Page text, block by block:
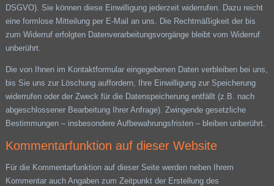
DSGVO). Sie können diese Einwilligung jederzeit widerrufen. Dazu reicht
eine formlose Mitteilung per E-Mail an uns. Die Rechtmäßigkeit der bis
zum Widerruf erfolgten Datenverarbeitungsvorgänge bleibt vom Widerruf
unberührt.
Die von Ihnen im Kontaktformular eingegebenen Daten verbleiben bei uns,
bis Sie uns zur Löschung auffordern, Ihre Einwilligung zur Speicherung
widerrufen oder der Zweck für die Datenspeicherung entfällt (z.B. nach
abgeschlossener Bearbeitung Ihrer Anfrage). Zwingende gesetzliche
Bestimmungen – insbesondere Aufbewahrungsfristen – bleiben unberührt.
Kommentarfunktion auf dieser Website
Für die Kommentarfunktion auf dieser Seite werden neben Ihrem
Kommentar auch Angaben zum Zeitpunkt der Erstellung des